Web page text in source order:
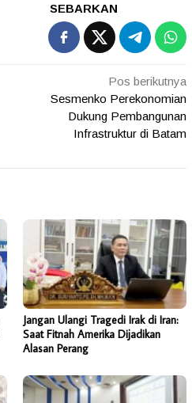
SEBARKAN
Pos berikutnya
Sesmenko Perekonomian
Dukung Pembangunan
Infrastruktur di Batam
Jangan Ulangi Tragedi Irak di Iran:
Saat Fitnah Amerika Dijadikan
Alasan Perang